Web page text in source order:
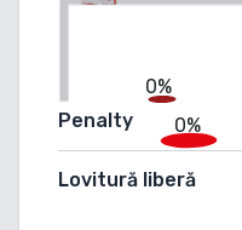
0%
0%
Penalty
Lovitură liberă